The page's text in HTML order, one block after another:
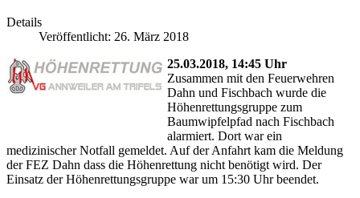
Details
Veröffentlicht: 26. März 2018
25.03.2018, 14:45 Uhr
Zusammen mit den Feuerwehren
Dahn und Fischbach wurde die
Höhenrettungsgruppe zum
Baumwipfelpfad nach Fischbach
alarmiert. Dort war ein
medizinischer Notfall gemeldet. Auf der Anfahrt kam die Meldung
der FEZ Dahn dass die Höhenrettung nicht benötigt wird. Der
Einsatz der Höhenrettungsgruppe war um 15:30 Uhr beendet.